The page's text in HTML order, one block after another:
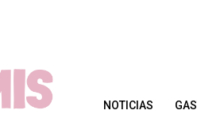
NOTICIAS